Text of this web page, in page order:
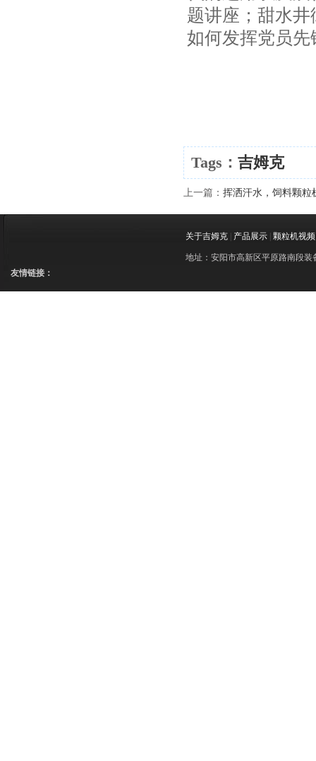
题讲座；甜水
如何发挥党员
Tags： 吉姆克
上一篇： 挥洒汗水，饲料颗粒
关于吉姆克 产品展示 颗粒机视频
地址：安阳市高新区平原路南段装
友情链接：